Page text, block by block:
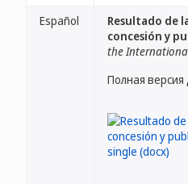
Español
Resultado de
concesión y
the
Полная